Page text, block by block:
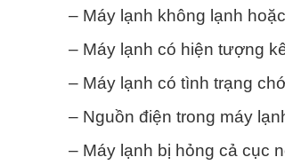
– Máy lạnh không lạnh
– Máy lạnh có hiện tượng
– Máy lạnh có tình trạng
– Nguồn điện trong máy
– Máy lạnh bị hỏng cả cục
VỤ VỆ SINH MÁY GIẶT
Sinh Máy Giặt Quận 1
Sinh Máy Giặt Quận 3
DỊCH
Sửa
Sửa